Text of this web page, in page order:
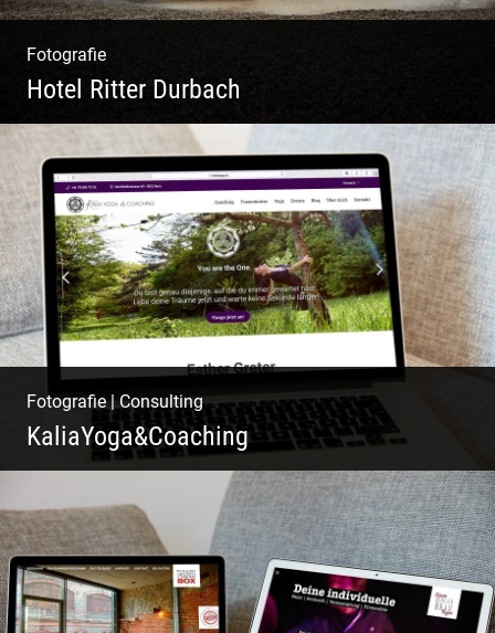
Fotografie
Hotel Ritter Durbach
Matsch|Oldtimer|Männer|Spass
Fotografie | Consulting
KaliaYoga&Coaching
Pint- & Webdesign, Fotografie & Corporate-
Design